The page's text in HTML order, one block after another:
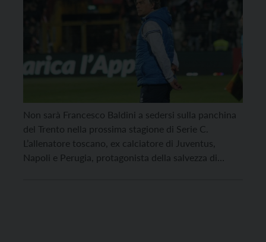
Non sarà Francesco Baldini a sedersi sulla panchina
del Trento nella prossima stagione di Serie C.
L’allenatore toscano, ex calciatore di Juventus,
Napoli e Perugia, protagonista della salvezza di